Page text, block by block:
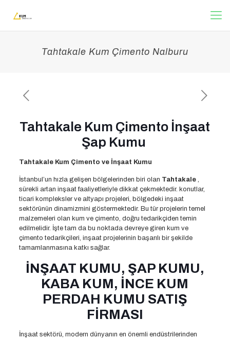
Tahtakale Kum Çimento Nalburu
Tahtakale Kum Çimento İnşaat
Şap Kumu
Tahtakale Kum Çimento ve İnşaat Kumu
İstanbul’un hızla gelişen bölgelerinden biri olan Tahtakale ,
sürekli artan inşaat faaliyetleriyle dikkat çekmektedir. konutlar,
ticari kompleksler ve altyapı projeleri, bölgedeki inşaat
sektörünün dinamizmini göstermektedir. Bu tür projelerin temel
malzemeleri olan kum ve çimento, doğru tedarikçiden temin
edilmelidir. İşte tam da bu noktada devreye giren kum ve
çimento tedarikçileri, inşaat projelerinin başarılı bir şekilde
tamamlanmasına katkı sağlar.
İNŞAAT KUMU, ŞAP KUMU,
KABA KUM, İNCE KUM
PERDAH KUMU SATIŞ
FİRMASI
İnşaat sektörü, modern dünyanın en önemli endüstrilerinden